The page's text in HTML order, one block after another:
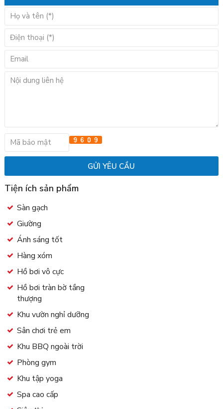
Tiện ích sản phẩm
Sàn gạch
Giường
Ánh sáng tốt
Hàng xóm
Hồ bơi vô cực
Hồ bơi tràn bờ tầng
thượng
Khu vườn nghỉ dưỡng
Sân chơi trẻ em
Khu BBQ ngoài trời
Phòng gym
Khu tập yoga
Spa cao cấp